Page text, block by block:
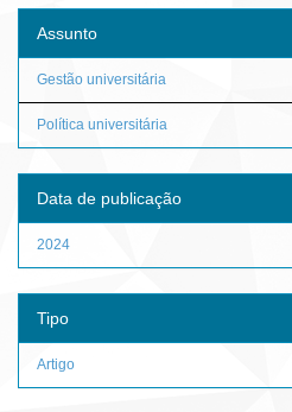
Assunto
Gestão universitária
Política universitária
Data de publicação
2024
Tipo
Artigo